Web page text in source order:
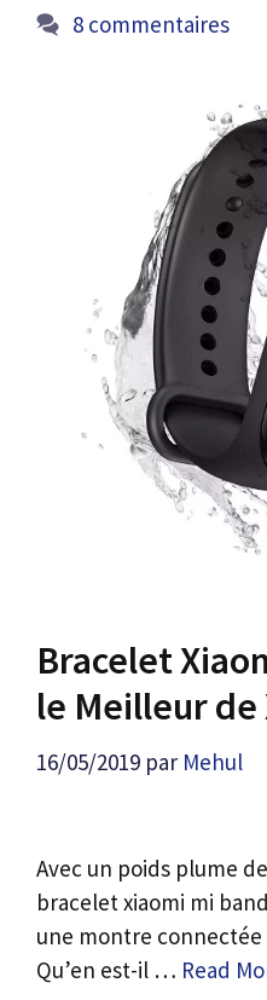
8 commentaires
Bracelet
le Meilleur de
16/05/2019 par Mehul
Avec un poids plume
bracelet xiaomi mi
une montre
Qu’en est-il … Read